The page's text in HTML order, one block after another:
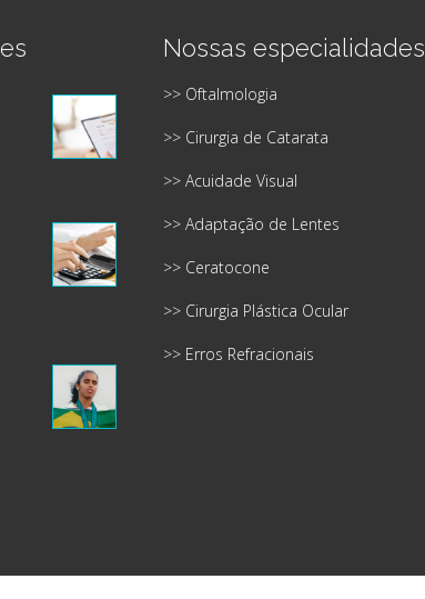
Nossas especialidades
>> Oftalmologia
>> Cirurgia de Catarata
>> Acuidade Visual
>> Adaptação de Lentes
>> Ceratocone
>> Cirurgia Plástica Ocular
>> Erros Refracionais